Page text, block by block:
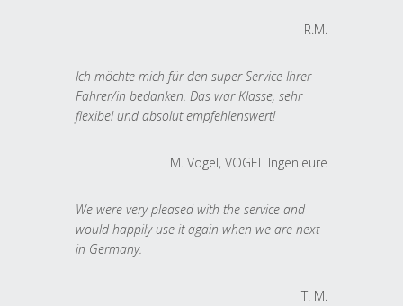
R.M.
Ich möchte mich für den super Service Ihrer
Fahrer/in bedanken. Das war Klasse, sehr
flexibel und absolut empfehlenswert!
M. Vogel, VOGEL Ingenieure
We were very pleased with the service and
would happily use it again when we are next
in Germany.
T. M.